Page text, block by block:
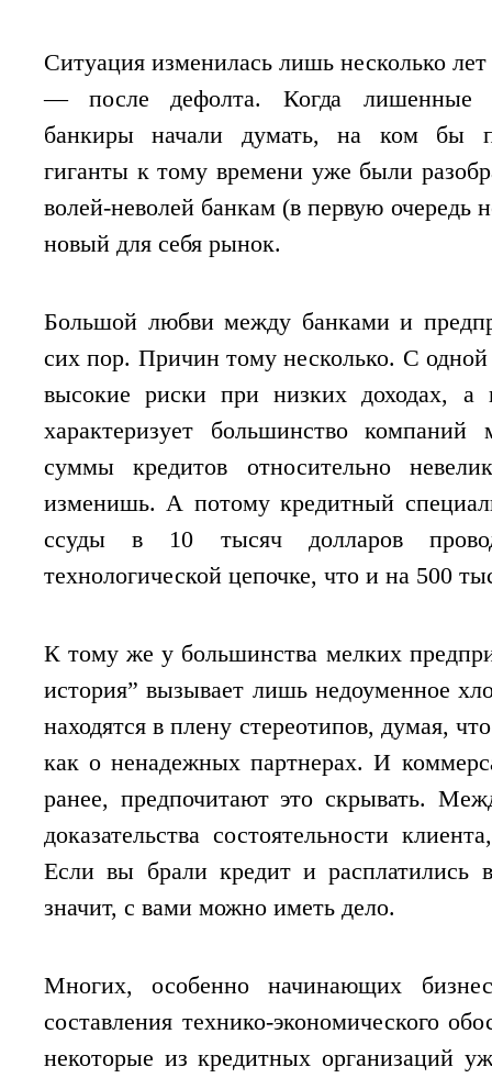
Ситуация изменилась лишь несколько
— после дефолта. Когда лишенные
банкиры начали думать, на ком бы
гиганты к тому времени уже были
волей-неволей банкам (в первую очередь
новый для себя рынок.
Большой любви между банками и
сих пор. Причин тому несколько. С
высокие риски при низких доходах, а
характеризует большинство
суммы кредитов относительно
изменишь. А потому кредитный
ссуды в 10 тысяч долларов
технологической цепочке, что и на 500
К тому же у большинства мелких
история” вызывает лишь недоуменное
находятся в плену стереотипов, думая,
как о ненадежных партнерах. И
ранее, предпочитают это скрывать.
доказательства состоятельности
Если вы брали кредит и расплатились
значит, с вами можно иметь дело.
Многих, особенно начинающих
составления технико-экономического
некоторые из кредитных организаций